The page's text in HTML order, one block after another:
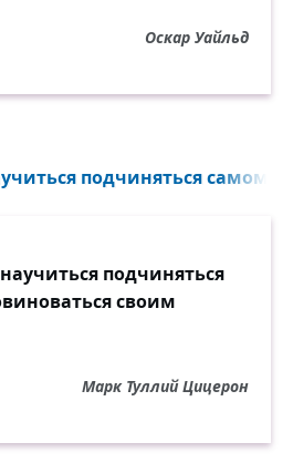
Оскар Уайльд
подчиняться самому
подчиняться
своим
Марк Туллий Цицерон